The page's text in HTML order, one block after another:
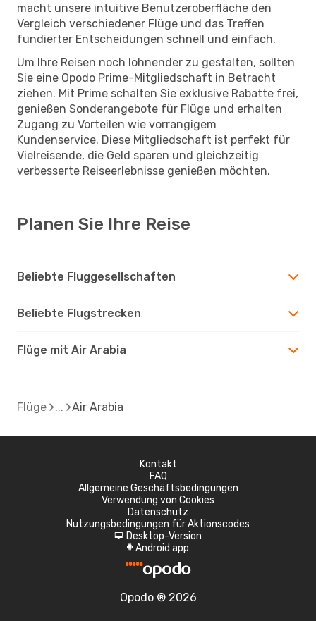
macht unsere intuitive Benutzeroberfläche den
Vergleich verschiedener Flüge und das Treffen
fundierter Entscheidungen schnell und einfach.
Um Ihre Reisen noch lohnender zu gestalten, sollten
Sie eine Opodo Prime-Mitgliedschaft in Betracht
ziehen. Mit Prime schalten Sie exklusive Rabatte frei,
genießen Sonderangebote für Flüge und erhalten
Zugang zu Vorteilen wie vorrangigem
Kundenservice. Diese Mitgliedschaft ist perfekt für
Vielreisende, die Geld sparen und gleichzeitig
verbesserte Reiseerlebnisse genießen möchten.
Planen Sie Ihre Reise
Beliebte Fluggesellschaften
Beliebte Flugstrecken
Flüge mit Air Arabia
Flüge Air Arabia
Kontakt
FAQ
Allgemeine Geschäftsbedingungen
Verwendung von Cookies
Datenschutz
Nutzungsbedingungen für Aktionscodes
d Desktop-Version
A Android app
Opodo ® 2026